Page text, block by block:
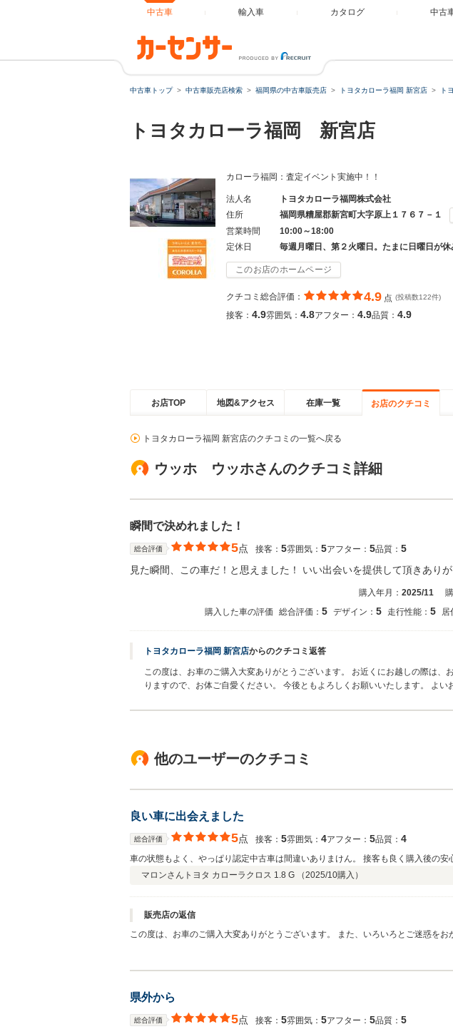
中古車 輸入車 カタログ 中古
中古車トップ 中古車販売店検索 福岡県の中古車販売店 トヨタカローラ福岡 新宮店 ト
トヨタカローラ福岡 新宮店
カローラ福岡：査定イベント実施中！！
法人名
トヨタカローラ福岡株式会社
住所
福岡県糟屋郡新宮町大字原上１７６７－１
営業時間
10:00～18:00
定休日
毎週月曜日、第２火曜日。たまに日曜日が休
このお店のホームページ
クチコミ総合評価： 4.9 点 (投稿数122件)
接客： 4.9雰囲気： 4.8アフター： 4.9品質： 4.9
お店TOP 地図&アクセス 在庫一覧 お店のクチコミ
トヨタカローラ福岡 新宮店のクチコミの一覧へ戻る
ウッホ ウッホさんのクチコミ詳細
瞬間で決めれました！
総合評価 5点 接客： 5雰囲気： 5アフター： 5品質： 5
見た瞬間、この車だ！と思えました！ いい出会いを提供して頂きあり
購入年月： 2025/11
購入した車の評価
総合評価： 5 デザイン： 5 走行性能： 5 居
トヨタカローラ福岡 新宮店からのクチコミ返答
この度は、お車のご購入大変ありがとうございます。 お近くにお越しの際は、
りますので、お体ご自愛ください。 今後ともよろしくお願いいたします。 よい
他のユーザーのクチコミ
良い車に出会えました
総合評価 5点 接客： 5雰囲気： 4アフター： 5品質： 4
車の状態もよく、やっぱり認定中古車は間違いありまけん。 接客も良く購入後の安
マロンさん トヨタ カローラクロス 1.8 G （2025/10購入）
販売店の返信
この度は、お車のご購入大変ありがとうございます。 また、いろいろとご迷惑を
県外から
総合評価 5点 接客： 5雰囲気： 5アフター： 5品質： 5